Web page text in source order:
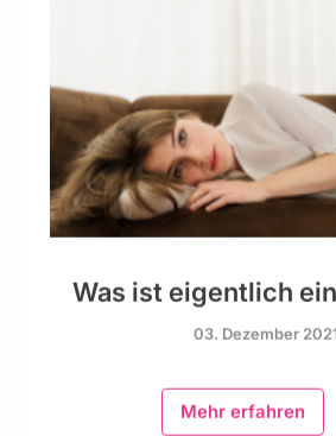
Was ist eigentlich
03. Dezember
Mehr erfahren